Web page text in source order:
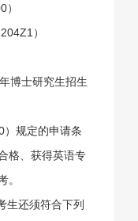
）
）
年博士研究生招生
）规定的申请条
格、获得英语专
。
生还须符合下列